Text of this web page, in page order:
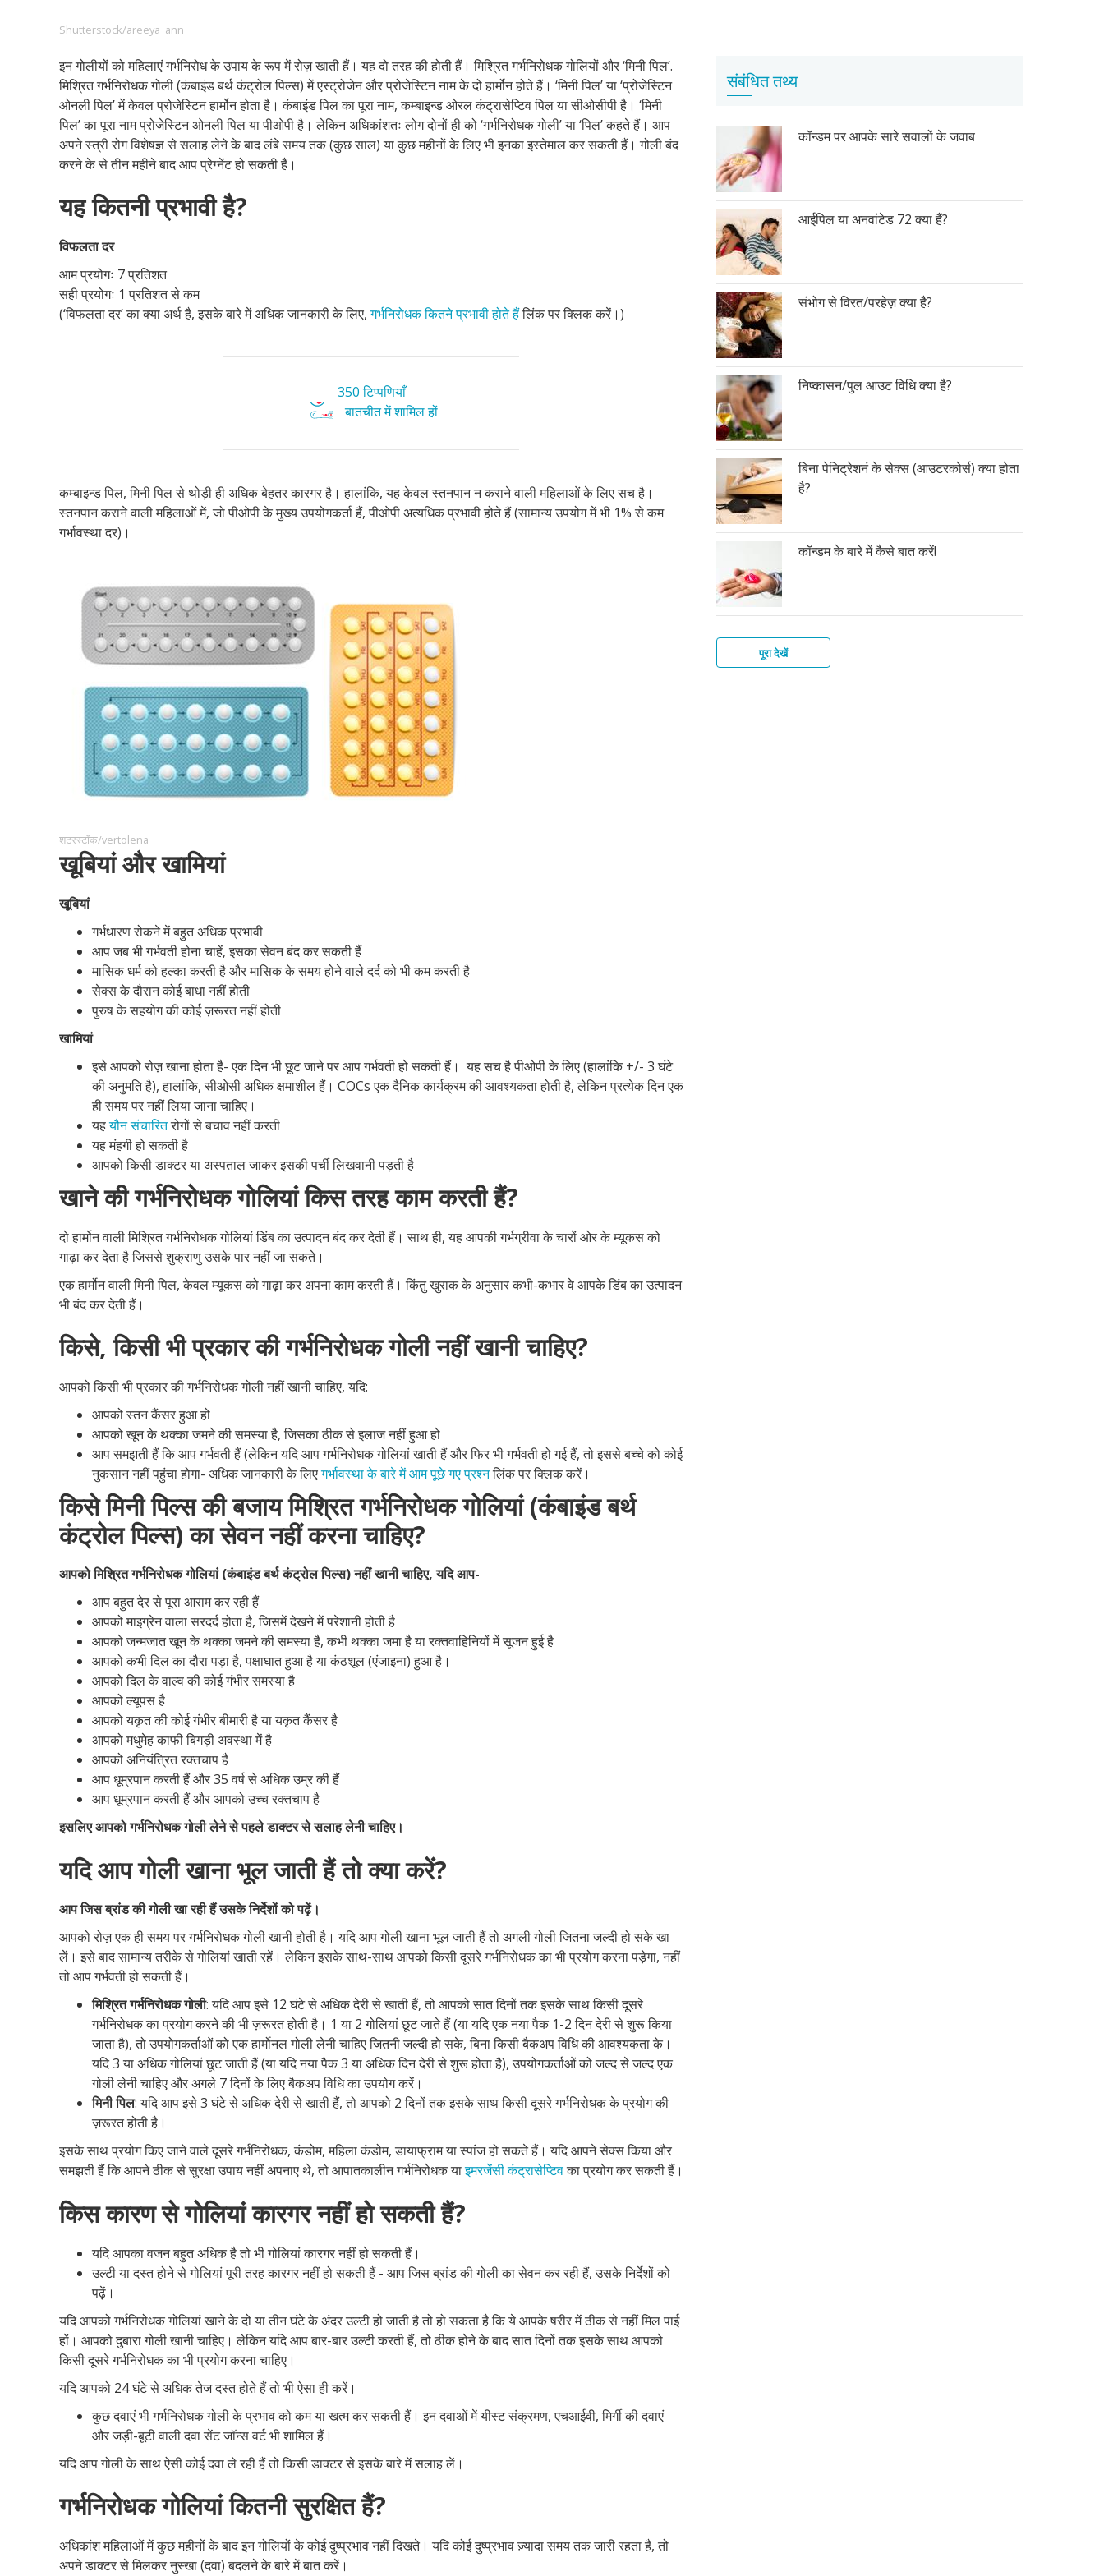
Footer
Company
हमारे सिद्धांत Just Poocho संपर्क करें
Shutterstock/areeya_ann
इन गोलीयों को महिलाएं गर्भनिरोध के उपाय के रूप में रोज़ खाती हैं। यह दो तरह की होती हैं। मिश्रित गर्भनिरोधक गोलियों और ‘मिनी पिल’.
मिश्रित गर्भनिरोधक गोली (कंबाइंड बर्थ कंट्रोल पिल्स) में एस्ट्रोजेन और प्रोजेस्टिन नाम के दो हार्मोन होते हैं। ‘मिनी पिल’ या ‘प्रोजेस्टिन
ओनली पिल’ में केवल प्रोजेस्टिन हार्मोन होता है। कंबाइंड पिल का पूरा नाम, कम्बाइन्ड ओरल कंट्रासेप्टिव पिल या सीओसीपी है। ‘मिनी
पिल’ का पूरा नाम प्रोजेस्टिन ओनली पिल या पीओपी है। लेकिन अधिकांशतः लोग दोनों ही को ‘गर्भनिरोधक गोली’ या ‘पिल’ कहते हैं। आप
अपने स्त्री रोग विशेषज्ञ से सलाह लेने के बाद लंबे समय तक (कुछ साल) या कुछ महीनों के लिए भी इनका इस्तेमाल कर सकती हैं। गोली बंद
करने के से तीन महीने बाद आप प्रेग्नेंट हो सकती हैं।
यह कितनी प्रभावी है?
विफलता दर
आम प्रयोगः 7 प्रतिशत
सही प्रयोगः 1 प्रतिशत से कम
(‘विफलता दर’ का क्या अर्थ है, इसके बारे में अधिक जानकारी के लिए,गर्भनिरोधक कितने प्रभावी होते हैंलिंक पर क्लिक करें।)
350 टिप्पणियाँ
बातचीत में शामिल हों
कम्बाइन्ड पिल, मिनी पिल से थोड़ी ही अधिक बेहतर कारगर है। हालांकि, यह केवल स्तनपान न कराने वाली महिलाओं के लिए सच है।
स्तनपान कराने वाली महिलाओं में, जो पीओपी के मुख्य उपयोगकर्ता हैं, पीओपी अत्यधिक प्रभावी होते हैं (सामान्य उपयोग में भी 1% से कम
गर्भावस्था दर)।
शटरस्टॉक/vertolena
खूबियां और खामियां
खूबियां
गर्भधारण रोकने में बहुत अधिक प्रभावी
आप जब भी गर्भवती होना चाहें, इसका सेवन बंद कर सकती हैं
मासिक धर्म को हल्का करती है और मासिक के समय होने वाले दर्द को भी कम करती है
सेक्स के दौरान कोई बाधा नहीं होती
पुरुष के सहयोग की कोई ज़रूरत नहीं होती
खामियां
इसे आपको रोज़ खाना होता है- एक दिन भी छूट जाने पर आप गर्भवती हो सकती हैं। यह सच है पीओपी के लिए (हालांकि +/- 3 घंटे
की अनुमति है), हालांकि, सीओसी अधिक क्षमाशील हैं। COCs एक दैनिक कार्यक्रम की आवश्यकता होती है, लेकिन प्रत्येक दिन एक
ही समय पर नहीं लिया जाना चाहिए।
यहयौन संचारितरोगों से बचाव नहीं करती
यह मंहगी हो सकती है
आपको किसी डाक्टर या अस्पताल जाकर इसकी पर्ची लिखवानी पड़ती है
खाने की गर्भनिरोधक गोलियां किस तरह काम करती हैं?
दो हार्मोन वाली मिश्रित गर्भनिरोधक गोलियां डिंब का उत्पादन बंद कर देती हैं। साथ ही, यह आपकी गर्भग्रीवा के चारों ओर के म्यूकस को
गाढ़ा कर देता है जिससे शुक्राणु उसके पार नहीं जा सकते।
एक हार्मोन वाली मिनी पिल, केवल म्यूकस को गाढ़ा कर अपना काम करती हैं। किंतु खुराक के अनुसार कभी-कभार वे आपके डिंब का उत्पादन
भी बंद कर देती हैं।
किसे, किसी भी प्रकार की गर्भनिरोधक गोली नहीं खानी चाहिए?
आपको किसी भी प्रकार की गर्भनिरोधक गोली नहीं खानी चाहिए, यदि:
आपको स्तन कैंसर हुआ हो
आपको खून के थक्का जमने की समस्या है, जिसका ठीक से इलाज नहीं हुआ हो
आप समझती हैं कि आप गर्भवती हैं (लेकिन यदि आप गर्भनिरोधक गोलियां खाती हैं और फिर भी गर्भवती हो गई हैं, तो इससे बच्चे को कोई
नुकसान नहीं पहुंचा होगा- अधिक जानकारी के लिएगर्भावस्था के बारे में आम पूछे गए प्रश्नलिंक पर क्लिक करें।
किसे मिनी पिल्स की बजाय मिश्रित गर्भनिरोधक गोलियां (कंबाइंड बर्थ
कंट्रोल पिल्स) का सेवन नहीं करना चाहिए?
आपको मिश्रित गर्भनिरोधक गोलियां (कंबाइंड बर्थ कंट्रोल पिल्स) नहीं खानी चाहिए, यदि आप-
आप बहुत देर से पूरा आराम कर रही हैं
आपको माइग्रेन वाला सरदर्द होता है, जिसमें देखने में परेशानी होती है
आपको जन्मजात खून के थक्का जमने की समस्या है, कभी थक्का जमा है या रक्तवाहिनियों में सूजन हुई है
आपको कभी दिल का दौरा पड़ा है, पक्षाघात हुआ है या कंठशूल (एंजाइना) हुआ है।
आपको दिल के वाल्व की कोई गंभीर समस्या है
आपको ल्यूपस है
आपको यकृत की कोई गंभीर बीमारी है या यकृत कैंसर है
आपको मधुमेह काफी बिगड़ी अवस्था में है
आपको अनियंत्रित रक्तचाप है
आप धूम्रपान करती हैं और 35 वर्ष से अधिक उम्र की हैं
आप धूम्रपान करती हैं और आपको उच्च रक्तचाप है
इसलिए आपको गर्भनिरोधक गोली लेने से पहले डाक्टर से सलाह लेनी चाहिए।
यदि आप गोली खाना भूल जाती हैं तो क्या करें?
आप जिस ब्रांड की गोली खा रही हैं उसके निर्देशोंको पढ़ें।
आपको रोज़ एक ही समय पर गर्भनिरोधक गोली खानी होती है। यदि आप गोली खाना भूल जाती हैं तो अगली गोली जितना जल्दी हो सके खा
लें। इसे बाद सामान्य तरीके से गोलियां खाती रहें। लेकिन इसके साथ-साथ आपको किसी दूसरे गर्भनिरोधक का भी प्रयोग करना पड़ेगा, नहीं
तो आप गर्भवती हो सकती हैं।
मिश्रित गर्भनिरोधक गोली: यदि आप इसे 12 घंटे से अधिक देरी से खाती हैं, तो आपको सात दिनों तक इसके साथ किसी दूसरे
गर्भनिरोधक का प्रयोग करने की भी ज़रूरत होती है। 1 या 2 गोलियां छूट जाते हैं (या यदि एक नया पैक 1-2 दिन देरी से शुरू किया
जाता है), तो उपयोगकर्ताओं को एक हार्मोनल गोली लेनी चाहिए जितनी जल्दी हो सके, बिना किसी बैकअप विधि की आवश्यकता के।
यदि 3 या अधिक गोलियां छूट जाती हैं (या यदि नया पैक 3 या अधिक दिन देरी से शुरू होता है), उपयोगकर्ताओं को जल्द से जल्द एक
गोली लेनी चाहिए और अगले 7 दिनों के लिए बैकअप विधि का उपयोग करें।
मिनी पिल: यदि आप इसे 3 घंटे से अधिक देरी से खाती हैं, तो आपको 2 दिनों तक इसके साथ किसी दूसरे गर्भनिरोधक के प्रयोग की
ज़रूरत होती है।
इसके साथ प्रयोग किए जाने वाले दूसरे गर्भनिरोधक, कंडोम, महिला कंडोम, डायाफ्राम या स्पांज हो सकते हैं। यदि आपने सेक्स किया और
समझती हैं कि आपने ठीक से सुरक्षा उपाय नहीं अपनाए थे, तो आपातकालीन गर्भनिरोधक याइमरजेंसी कंट्रासेप्टिवका प्रयोग कर सकती हैं।
किस कारण से गोलियां कारगर नहीं हो सकती हैं?
यदि आपका वजन बहुत अधिक है तो भी गोलियां कारगर नहीं हो सकती हैं।
उल्टी या दस्त होने से गोलियां पूरी तरह कारगर नहीं हो सकती हैं - आप जिस ब्रांड की गोली का सेवन कर रही हैं, उसके निर्देशों को
पढ़ें।
यदि आपको गर्भनिरोधक गोलियां खाने के दो या तीन घंटे के अंदर उल्टी हो जाती है तो हो सकता है कि ये आपके षरीर में ठीक से नहीं मिल पाई
हों। आपको दुबारा गोली खानी चाहिए। लेकिन यदि आप बार-बार उल्टी करती हैं, तो ठीक होने के बाद सात दिनों तक इसके साथ आपको
किसी दूसरे गर्भनिरोधक का भी प्रयोग करना चाहिए।
यदि आपको 24 घंटे से अधिक तेज दस्त होते हैं तो भी ऐसा ही करें।
कुछ दवाएं भी गर्भनिरोधक गोली के प्रभाव को कम या खत्म कर सकती हैं। इन दवाओं में यीस्ट संक्रमण, एचआईवी, मिर्गी की दवाएं
और जड़ी-बूटी वाली दवा सेंट जॉन्स वर्ट भी शामिल हैं।
यदि आप गोली के साथ ऐसी कोई दवा ले रही हैं तो किसी डाक्टर से इसके बारे में सलाह लें।
गर्भनिरोधक गोलियां कितनी सुरक्षित हैं?
अधिकांश महिलाओं में कुछ महीनों के बाद इन गोलियों के कोई दुष्प्रभाव नहीं दिखते। यदि कोई दुष्प्रभाव ज़्यादा समय तक जारी रहता है, तो
अपने डाक्टर से मिलकर नुस्खा (दवा) बदलने के बारे में बात करें।
संबंधित तथ्य
कॉन्डम पर आपके सारे सवालों के जवाब
आईपिल या अनवांटेड 72 क्या हैं?
संभोग से विरत/परहेज़ क्या है?
निष्कासन/पुल आउट विधि क्या है?
बिना पेनिट्रेशनं के सेक्स (आउटरकोर्स) क्या होता
है?
कॉन्डम के बारे में कैसे बात करें!
पूरा देखें